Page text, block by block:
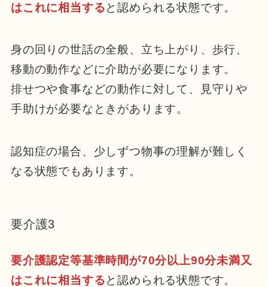
はこれに相当すると認められる状態です。
身の回りの世話の全般、立ち上がり、歩行、
移動の動作などに介助が必要になります。
排せつや食事などの動作に対して、見守りや
手助けが必要なときがあります。
認知症の場合、少しずつ物事の理解が難しく
なる状態でもあります。
要介護3
要介護認定等基準時間が70分以上90分未満又
はこれに相当すると認められる状態です。